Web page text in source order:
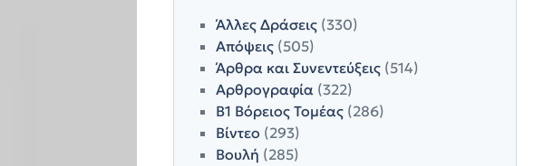
Άλλες Δράσεις(330)
Απόψεις(505)
Άρθρα και Συνεντεύξεις(514)
Αρθρογραφία(322)
Β1 Βόρειος Τομέας(286)
Βίντεο (293)
Βουλή (285)